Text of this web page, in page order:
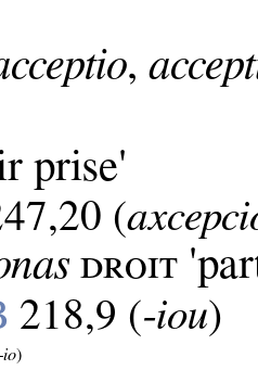
,
prise'
(
ᴅʀᴏɪᴛ
218,9 (‑iou)
)